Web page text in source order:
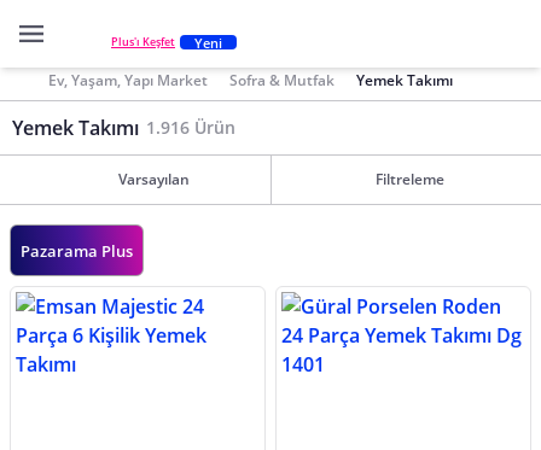
Plus'ı Keşfet Yeni
Ev, Yaşam, Yapı Market Sofra & Mutfak Yemek Takımı
Yemek Takımı 1.916 Ürün
Varsayılan Filtreleme
Pazarama Plus